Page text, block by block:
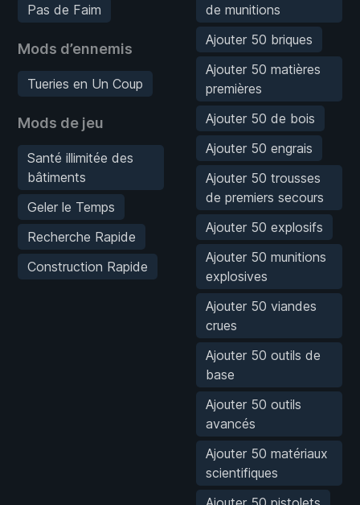
Pas de Faim
Mods d’ennemis
Tueries en Un Coup
Mods de jeu
Santé illimitée des
bâtiments
Geler le Temps
Recherche Rapide
Construction Rapide
de munitions
Ajouter 50 briques
Ajouter 50 matières
premières
Ajouter 50 de bois
Ajouter 50 engrais
Ajouter 50 trousses
de premiers secours
Ajouter 50 explosifs
Ajouter 50 munitions
explosives
Ajouter 50 viandes
crues
Ajouter 50 outils de
base
Ajouter 50 outils
avancés
Ajouter 50 matériaux
scientifiques